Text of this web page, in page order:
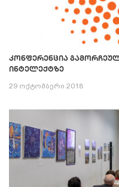
ᲙᲝᲜᲤᲔᲠᲔᲜᲪᲘᲐ
ᲘᲜᲢᲔᲚᲔᲥᲢᲖᲔ
29 ოქტომბერი 2018